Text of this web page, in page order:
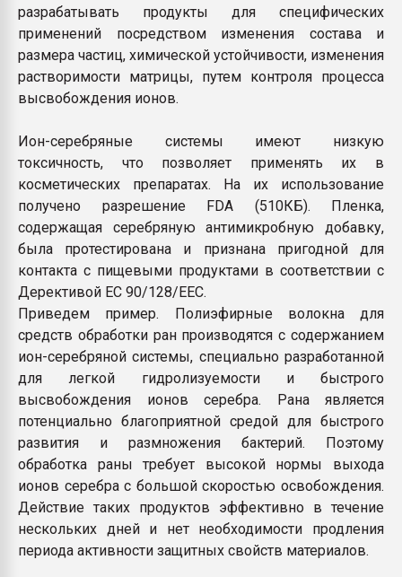
разрабатывать продукты для специфических
применений посредством изменения состава и
размера частиц, химической устойчивости, изменения
растворимости матрицы, путем контроля процесса
высвобождения ионов.
Ион-серебряные системы имеют низкую
токсичность, что позволяет применять их в
косметических препаратах. На их использование
получено разрешение FDA (510КБ). Пленка,
содержащая серебряную антимикробную добавку,
была протестирована и признана пригодной для
контакта с пищевыми продуктами в соответствии с
Дерективой ЕС 90/128/EEC.
Приведем пример. Полиэфирные волокна для
средств обработки ран производятся с содержанием
ион-серебряной системы, специально разработанной
для легкой гидролизуемости и быстрого
высвобождения ионов серебра. Рана является
потенциально благоприятной средой для быстрого
развития и размножения бактерий. Поэтому
обработка раны требует высокой нормы выхода
ионов серебра с большой скоростью освобождения.
Действие таких продуктов эффективно в течение
нескольких дней и нет необходимости продления
периода активности защитных свойств материалов.